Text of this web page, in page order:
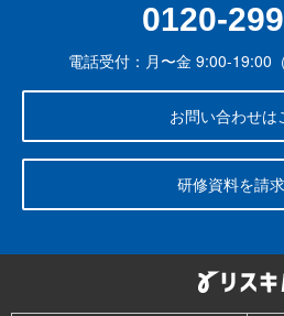
0120-
電話受付：月〜金 9:00-19:00
お問い合わせは
研修資料を請